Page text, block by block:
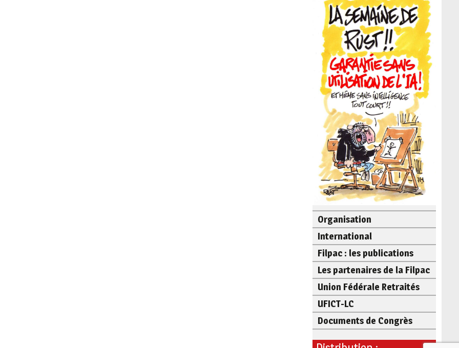
Organisation
International
Filpac : les publications
Les partenaires de la Filpac
Union Fédérale Retraités
UFICT-LC
Documents de Congrès